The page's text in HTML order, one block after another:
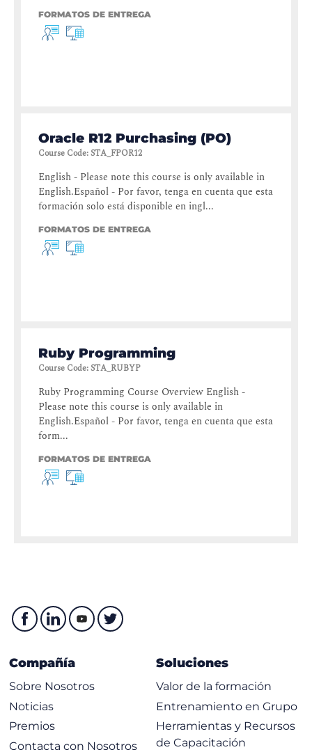
FORMATOS DE ENTREGA
Oracle R12 Purchasing (PO)
Course Code:STA_FPOR12
English - Please note this course is only available in
English.Español - Por favor, tenga en cuenta que esta
formación solo está disponible en ingl...
FORMATOS DE ENTREGA
Ruby Programming
Course Code:STA_RUBYP
Ruby Programming Course Overview English -
Please note this course is only available in
English.Español - Por favor, tenga en cuenta que esta
form...
FORMATOS DE ENTREGA
Compañía
Sobre Nosotros
Noticias
Premios
Contacta con Nosotros
Soluciones
Valor de la formación
Entrenamiento en Grupo
Herramientas y Recursos
de Capacitación